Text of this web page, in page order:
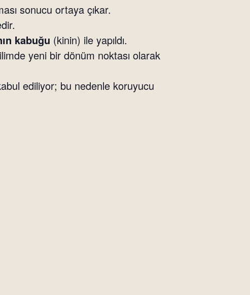
sonucu ortaya çıkar.
kabuğu (kinin) ile yapıldı.
yeni bir dönüm noktası olarak
ediliyor; bu nedenle koruyucu